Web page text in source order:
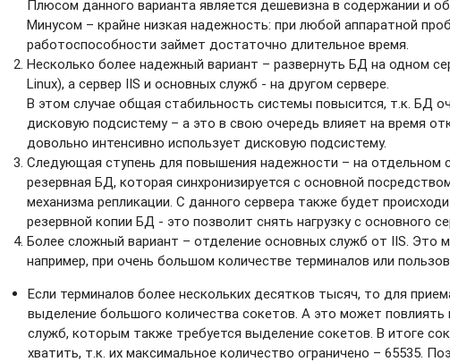
Плюсом данного варианта является дешевизна в содержании и
Минусом – крайне низкая надежность: при любой аппаратной
работоспособности займет достаточно длительное время.
Несколько более надежный вариант – развернуть БД на одном
Linux), а сервер IIS и основных служб - на другом сервере.
В этом случае общая стабильность системы повысится, т.к. БД
дисковую подсистему – а это в свою очередь влияет на время
довольно интенсивно использует дисковую подсистему.
Следующая ступень для повышения надежности – на отдельном
резервная БД, которая синхронизируется с основной
механизма репликации. С данного сервера также будет
резервной копии БД - это позволит снять нагрузку с основного
Более сложный вариант – отделение основных служб от IIS. Это
например, при очень большом количестве терминалов или
Если терминалов более нескольких десятков тысяч, то для
выделение большого количества сокетов. А это может повлиять
служб, которым также требуется выделение сокетов. В итоге
хватить, т.к. их максимальное количество ограничено – 65535.